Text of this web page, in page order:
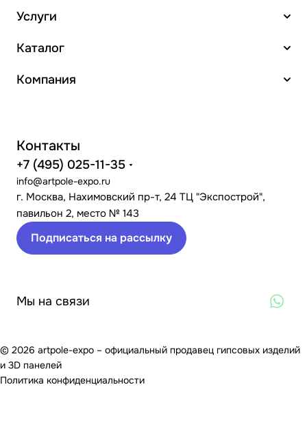
Услуги
Каталог
Компания
Контакты
+7 (495) 025-11-35
info@artpole-expo.ru
г. Москва, Нахимовский пр-т, 24 ТЦ "Экспострой",
павильон 2, место № 143
Подписаться на рассылку
Мы на связи
© 2026 artpole-expo – официальный продавец гипсовых изделий
и 3D панелей
Политика конфиденциальности